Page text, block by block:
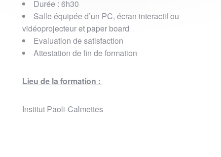
Durée : 6h30
Salle équipée d’un PC, écran interactif ou
vidéoprojecteur et paper board
Evaluation de satisfaction
Attestation de fin de formation
Lieu de la formation :
Institut Paoli-Calmettes